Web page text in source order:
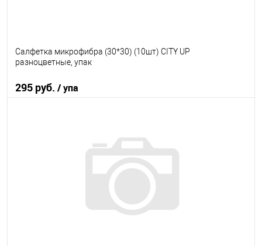
Салфетка микрофибра (30*30) (10шт) CITY UP
разноцветные, упак
295 руб. / упа
В наличии